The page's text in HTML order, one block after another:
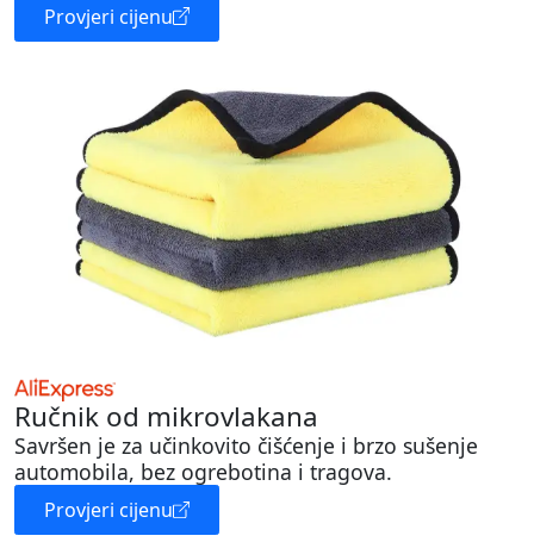
Provjeri cijenu
Ručnik od mikrovlakana
Savršen je za učinkovito čišćenje i brzo sušenje
automobila, bez ogrebotina i tragova.
Provjeri cijenu